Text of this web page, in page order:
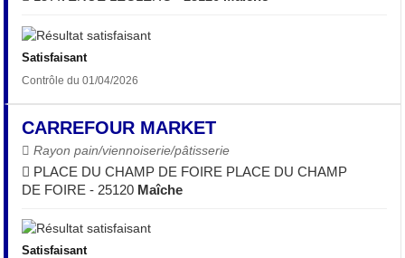
Satisfaisant
Contrôle du 01/04/2026
CARREFOUR MARKET
Rayon pain/viennoiserie/pâtisserie
PLACE DU CHAMP DE FOIRE PLACE DU CHAMP
DE FOIRE - 25120 Maîche
Satisfaisant